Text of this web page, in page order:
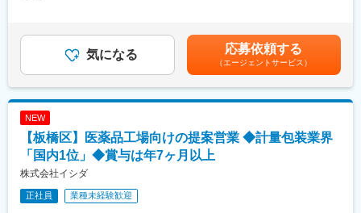
■組織構成
レーザ事業部は営業部、営業技術部、テクニカルソリューション
部、オペレーション部で構成されています。中でも営業部は、10
名程度で構成されており、ベテラン社員が多く在籍しておりま
■組織構成
テクニカルソリューション部は約17名で、その中でもフィールド
サービスエンジニア、インハウスサービスエンジニア、プランナ
ーで構成されています。訪問スケジュールはプランナーが管理し
ており、チームで協力しながら業務を進めています。
■主な業務内容
・自動車メーカーおよび自動車部品メーカー向けのアカウント担
当としての深耕営業
築
■当社について
2024年2月に創業から3年11か月で上場した「モノづくりのあり方
を変え、世界を変えていく」をミッションに、AI×IoTで「製造現
経験、スキル、年齢を考慮の上、当社規定により決定します。※年
収構成は、月給×12ヶ月となります。■人事評価：年2回※評価に応
じて給与改定を実施賃金はあくまでも目安の金額であり、選考を
通じて上下する可能性があります。月給(月額)は固定手当を含めた
表記です。
気になる 応募依頼する
（エージェントサービス）
NEW
【板橋区】医薬品工場向けの提案営業 ◆計量包装業界
「国内1位」◆賞与は年7ヶ月以上
株式会社イシダ
正社員 業種未経験歓迎